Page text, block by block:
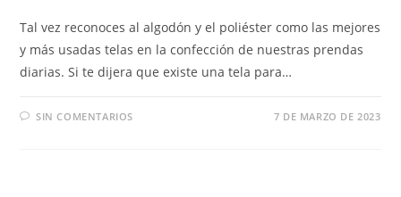
Tal vez reconoces al algodón y el poliéster como las mejores
y más usadas telas en la confección de nuestras prendas
diarias. Si te dijera que existe una tela para…
SIN COMENTARIOS 7 DE MARZO DE 2023